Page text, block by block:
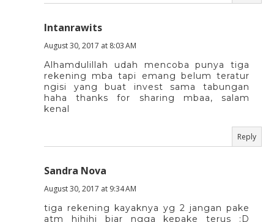
Intanrawits
August 30, 2017 at 8:03 AM
Alhamdulillah udah mencoba punya tiga
rekening mba tapi emang belum teratur
ngisi yang buat invest sama tabungan
haha thanks for sharing mbaa, salam
kenal
Reply
Sandra Nova
August 30, 2017 at 9:34 AM
tiga rekening kayaknya yg 2 jangan pake
atm hihihi biar ngga kepake terus :D